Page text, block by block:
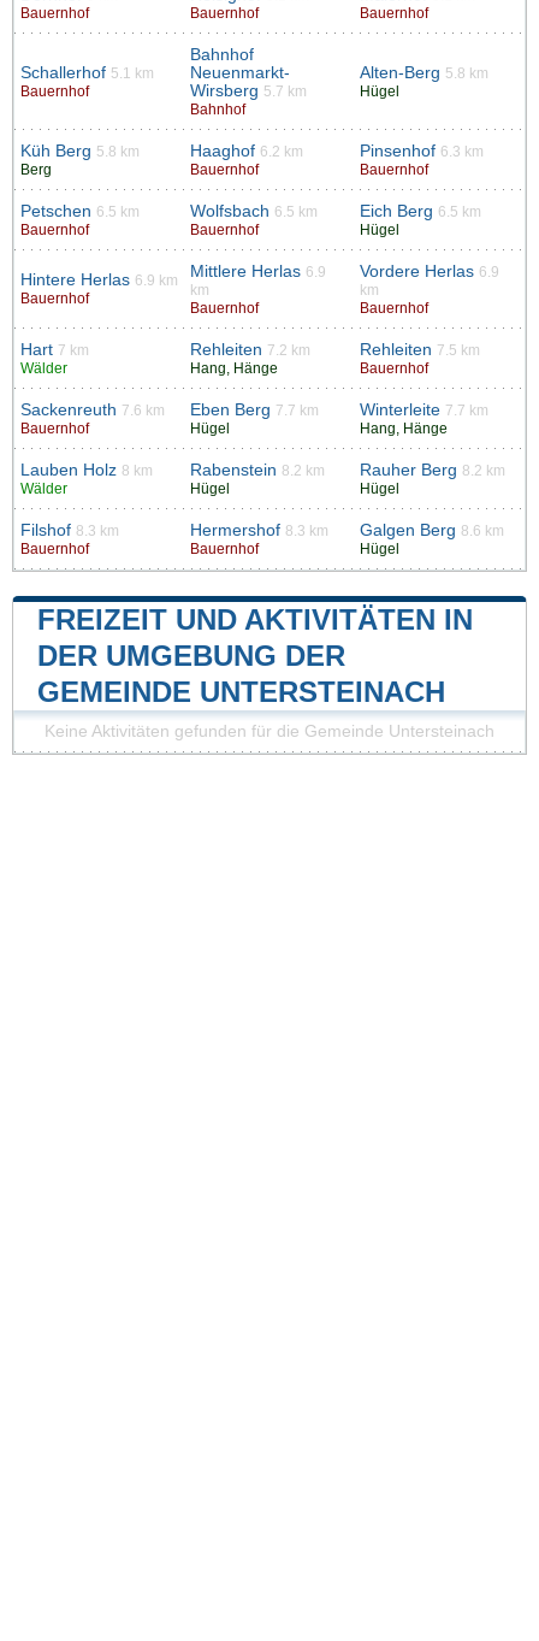
Bauernhof
Bauernhof
Bauernhof
Schallerhof 5.1 km
Bauernhof
Bahnhof
Neuenmarkt-
Wirsberg 5.7 km
Bahnhof
Alten-Berg 5.8 km
Hügel
Küh Berg 5.8 km
Berg
Haaghof 6.2 km
Bauernhof
Pinsenhof 6.3 km
Bauernhof
Petschen 6.5 km
Bauernhof
Wolfsbach 6.5 km
Bauernhof
Eich Berg 6.5 km
Hügel
Hintere Herlas 6.9 km
Bauernhof
Mittlere Herlas 6.9
km
Bauernhof
Vordere Herlas 6.9
km
Bauernhof
Hart 7 km
Wälder
Rehleiten 7.2 km
Hang, Hänge
Rehleiten 7.5 km
Bauernhof
Sackenreuth 7.6 km
Bauernhof
Eben Berg 7.7 km
Hügel
Winterleite 7.7 km
Hang, Hänge
Lauben Holz 8 km
Wälder
Rabenstein 8.2 km
Hügel
Rauher Berg 8.2 km
Hügel
Filshof 8.3 km
Bauernhof
Hermershof 8.3 km
Bauernhof
Galgen Berg 8.6 km
Hügel
FREIZEIT UND AKTIVITÄTEN IN
DER UMGEBUNG DER
GEMEINDE UNTERSTEINACH
Keine Aktivitäten gefunden für die Gemeinde Untersteinach